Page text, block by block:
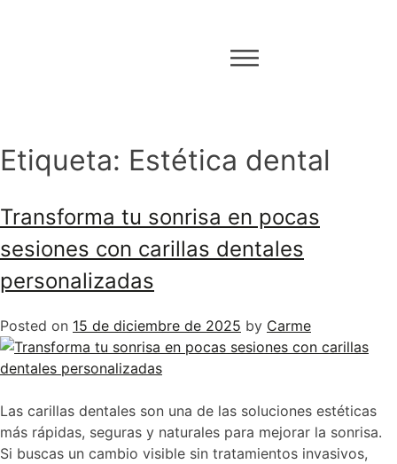
Etiqueta: Estética dental
Transforma tu sonrisa en pocas
sesiones con carillas dentales
personalizadas
Posted on 15 de diciembre de 2025 by Carme
Las carillas dentales son una de las soluciones estéticas
más rápidas, seguras y naturales para mejorar la sonrisa.
Si buscas un cambio visible sin tratamientos invasivos,